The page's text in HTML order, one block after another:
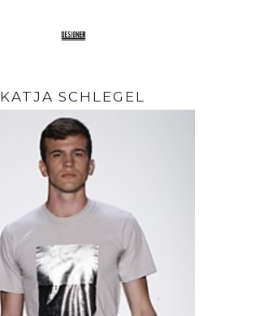
KATJA SCHLEGEL